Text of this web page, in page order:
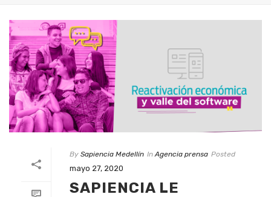
By Sapiencia Medellín In Agencia prensa Posted
mayo 27, 2020
SAPIENCIA LE